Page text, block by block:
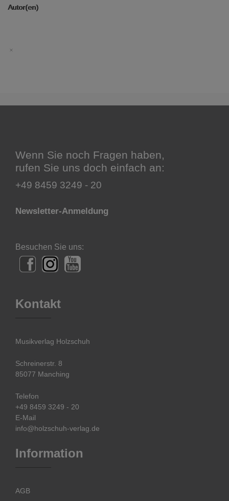
Autor(en)
Wenn Sie noch Fragen haben,
rufen Sie uns doch einfach an:
+49 8459 3249 - 20
Newsletter-Anmeldung
Besuchen Sie uns:
Kontakt
Musikverlag Holzschuh
Schreinerstr. 8
85077 Manching
Telefon
+49 8459 3249 - 20
E-Mail
info@holzschuh-verlag.de
Information
AGB